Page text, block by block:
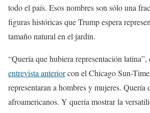
todo el país. Esos nombres son sólo una
figuras históricas que Trump espera
tamaño natural en el jardín.
“Quería que hubiera representación
entrevista anteriorcon el Chicago Sun-
representaran a hombres y mujeres. Quería
afroamericanos. Y quería mostrar la